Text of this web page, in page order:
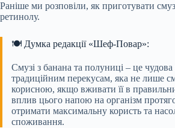
Раніше ми розповіли, як приготувати
ретинолу.
🍽️ Думка редакції «Шеф-Повар»:
Смузі з банана та полуниці – це чудова
традиційним перекусам, яка не лише
корисною, якщо вживати її в
вплив цього напою на організм
отримати максимальну користь та
споживання.